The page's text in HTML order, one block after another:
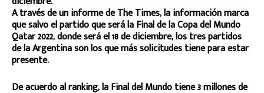
A través de un informe de The Times, la información marca
que salvo el partido que será la Final de la Copa del Mundo
Qatar 2022, donde será el 18 de diciembre, los tres partidos
de la Argentina son los que más solicitudes tiene para estar
presente.
De acuerdo al ranking, la Final del Mundo tiene 3 millones de